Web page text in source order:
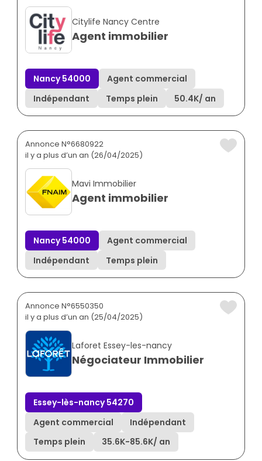
Citylife Nancy Centre
Agent immobilier
Nancy 54000
Agent commercial
Indépendant
Temps plein 50.4K/ an
Annonce N°6680922
il y a plus d’un an (26/04/2025)
Mavi Immobilier
Agent immobilier
Nancy 54000
Agent commercial
Indépendant
Temps plein
Annonce N°6550350
il y a plus d’un an (25/04/2025)
Laforet Essey-les-nancy
Négociateur Immobilier
Essey-lès-nancy 54270
Agent commercial
Indépendant
Temps plein
35.6K-85.6K/ an